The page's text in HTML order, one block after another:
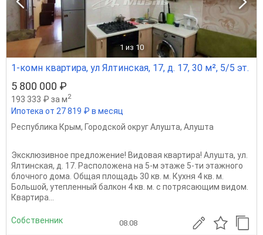
1 из 10
1-комн квартира, ул Ялтинская, 17, д. 17, 30 м², 5/5 эт.
5 800 000 ₽
193 333 ₽ за м2
Ипотека от 27 819 ₽ в месяц
Республика Крым, Городской округ Алушта, Алушта
Эксклюзивное предложение! Видовая квартира! Алушта, ул.
Ялтинская, д. 17. Расположена на 5-м этаже 5-ти этажного
блочного дома. Общая площадь 30 кв. м. Кухня 4 кв. м.
Большой, утепленный балкон 4 кв. м. с потрясающим видом.
Квартира...
Собственник 08.08